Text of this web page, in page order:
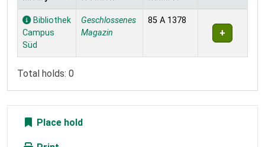
Holdings
Bibliothek
Campus
Süd
Geschlossenes
Magazin
85 A 1378
Total holds: 0
Place hold